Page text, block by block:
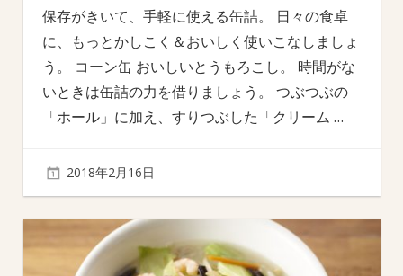
保存がきいて、手軽に使える缶詰。 日々の食卓
に、もっとかしこく＆おいしく使いこなしましょ
う。 コーン缶 おいしいとうもろこし。 時間がな
いときは缶詰の力を借りましょう。 つぶつぶの
「ホール」に加え、すりつぶした「クリーム …
2018年2月16日